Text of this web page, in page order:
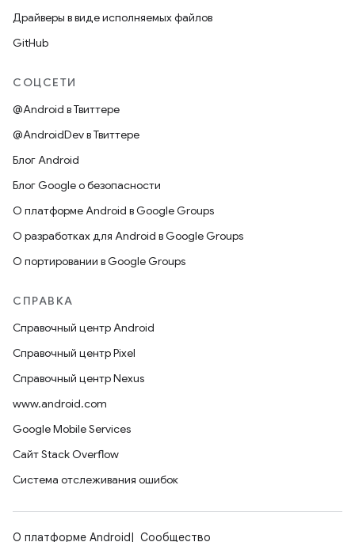
Драйверы в виде исполняемых файлов
GitHub
СОЦСЕТИ
@Android в Твиттере
@AndroidDev в Твиттере
Блог Android
Блог Google о безопасности
О платформе Android в Google Groups
О разработках для Android в Google Groups
О портировании в Google Groups
СПРАВКА
Справочный центр Android
Справочный центр Pixel
Справочный центр Nexus
www.android.com
Google Mobile Services
Сайт Stack Overflow
Система отслеживания ошибок
О платформе Android Сообщество